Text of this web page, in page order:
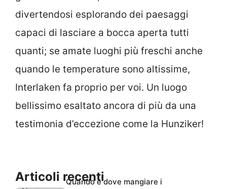
divertendosi esplorando dei paesaggi
capaci di lasciare a bocca aperta tutti
quanti; se amate luoghi più freschi anche
quando le temperature sono altissime,
Interlaken fa proprio per voi. Un luogo
bellissimo esaltato ancora di più da una
testimonia d’eccezione come la Hunziker!
Articoli recentiQuando e dove mangiare i